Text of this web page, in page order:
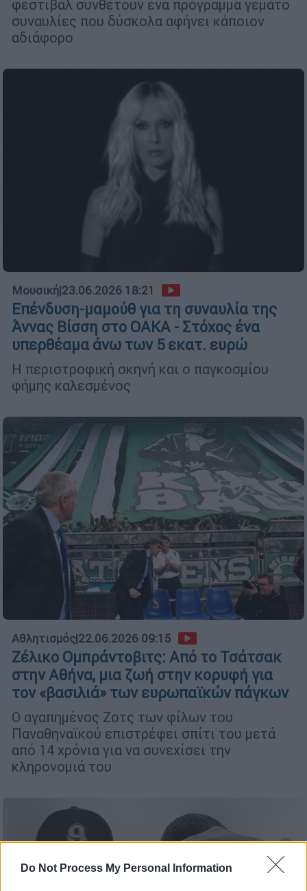
Do Not Process My Personal Information
φεστιβάλ συνθέτουν ένα πρόγραμμα γεμάτο
συναυλίες που δύσκολα αφήνει κάποιον
αδιάφορο
Μουσική|23.06.2026 18:21
Επένδυση-μαμούθ για τη συναυλία της
Άννας Βίσση στο ΟΑΚΑ - Στόχος ένα
υπερθέαμα άνω των 5 εκατ. ευρώ
Η περιστροφική σκηνή και ο παγκοσμίου
φήμης καλεσμένος
Αθλητισμός|22.06.2026 09:15
Ζέλικο Ομπράντοβιτς: Από το Τσάτσακ
στην Αθήνα, μια ζωή στην κορυφή για
τον «βασιλιά» των ευρωπαϊκών πάγκων
Ο αγαπημένος Ζοτς των φίλων του
Παναθηναϊκού επιστρέφει σπίτι του μετά
από 14 χρόνια για να συνεχίσει την
κληρονομιά του